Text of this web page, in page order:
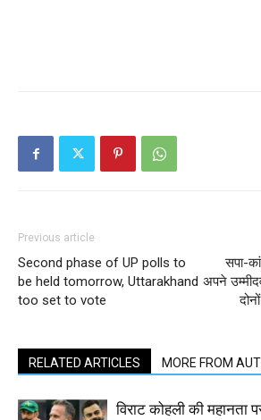
Previous article
Second phase of UP polls to
be held tomorrow, Uttarakhand
too set to vote
सपा-
अपने
RELATED ARTICLES MORE FROM
विराट कोहली की महानता